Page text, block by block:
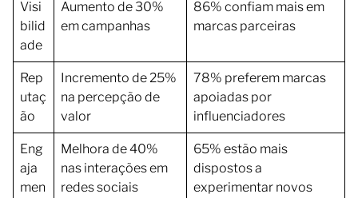
Visi
bilid
ade
Aumento de 30%
em campanhas
86% confiam mais em
marcas parceiras
Rep
utaç
ão
Incremento de 25%
na percepção de
valor
78% preferem marcas
apoiadas por
influenciadores
Eng
aja
men
Melhora de 40%
nas interações em
redes sociais
65% estão mais
dispostos a
experimentar novos